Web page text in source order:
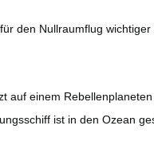
den Nullraumflug
auf einem
ist in den Ozean